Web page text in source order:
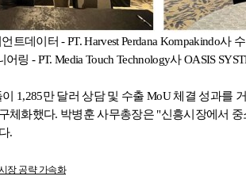
언트데이터- PT. Harvest Perdana Kompakindo사
어링 - PT. Media Touch Technology사OASIS
1,285만 달러 상담 및 수출 MoU 체결 성과를
체화했다. 박병훈 사무총장은 "신흥시장에서
.
장 공략 가속화